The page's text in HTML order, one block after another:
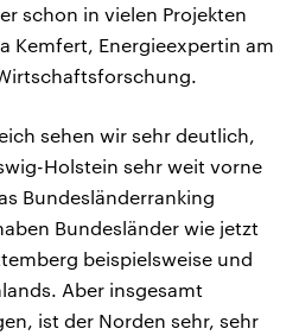
schon in vielen Projekten
Kemfert, Energieexpertin am
sehen wir sehr deutlich,
Holstein sehr weit vorne
Bundesländerranking
Bundesländer wie jetzt
beispielsweise und
Aber insgesamt
ist der Norden sehr, sehr